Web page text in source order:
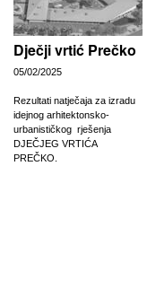
Dječji vrtić Prečko
05/02/2025
Rezultati natječaja za izradu
idejnog arhitektonsko-
urbanističkog rješenja
DJEČJEG VRTIĆA
PREČKO.